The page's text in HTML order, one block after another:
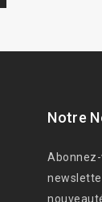
Notre